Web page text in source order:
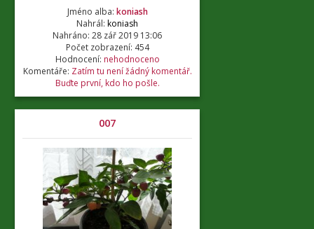
Jméno alba: koniash
Nahrál: koniash
Nahráno: 28 zář 2019 13:06
Počet zobrazení: 454
Hodnocení: nehodnoceno
Komentáře: Zatím tu není žádný komentář.
Buďte první, kdo ho pošle.
007